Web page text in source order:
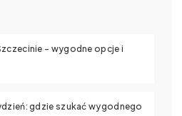
– wygodne opcje i
gdzie szukać wygodnego